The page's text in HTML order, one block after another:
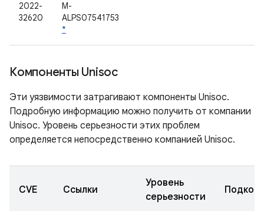
2022-
32620
M-
ALPS07541753
*
Компоненты Unisoc
Эти уязвимости затрагивают компоненты Unisoc.
Подробную информацию можно получить от компании
Unisoc. Уровень серьезности этих проблем
определяется непосредственно компанией Unisoc.
CVE Ссылки
Уровень
серьезности